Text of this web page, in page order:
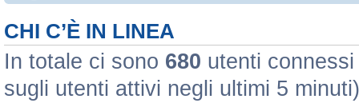
CHI C’È IN LINEA
In totale ci sono 680 utenti
sugli utenti attivi negli ultimi 5 minuti)